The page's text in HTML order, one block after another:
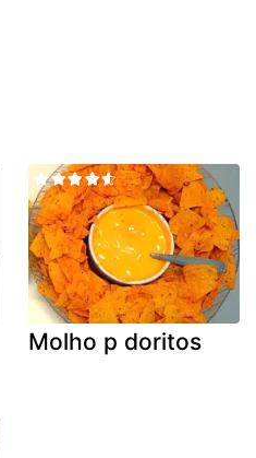
Molho p doritos